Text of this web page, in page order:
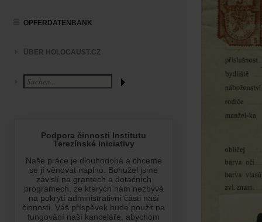
OPFERDATENBANK
ÜBER HOLOCAUST.CZ